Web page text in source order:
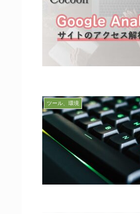
ツール、環境